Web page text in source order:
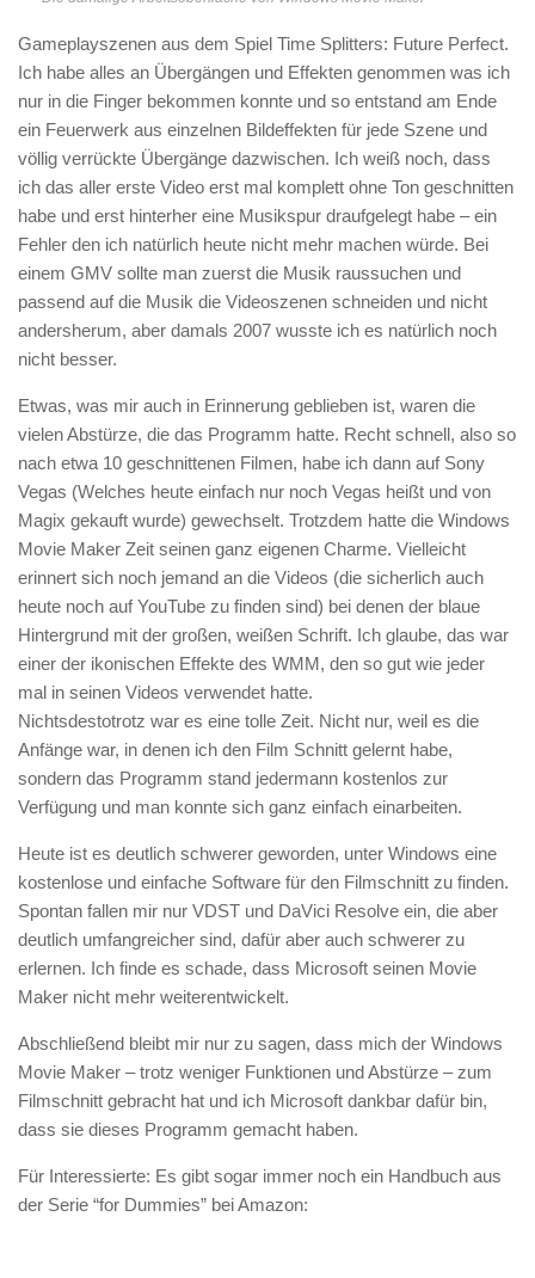
Gameplayszenen aus dem Spiel Time Splitters: Future Perfect.
Ich habe alles an Übergängen und Effekten genommen was ich
nur in die Finger bekommen konnte und so entstand am Ende
ein Feuerwerk aus einzelnen Bildeffekten für jede Szene und
völlig verrückte Übergänge dazwischen. Ich weiß noch, dass
ich das aller erste Video erst mal komplett ohne Ton geschnitten
habe und erst hinterher eine Musikspur draufgelegt habe – ein
Fehler den ich natürlich heute nicht mehr machen würde. Bei
einem GMV sollte man zuerst die Musik raussuchen und
passend auf die Musik die Videoszenen schneiden und nicht
andersherum, aber damals 2007 wusste ich es natürlich noch
nicht besser.
Etwas, was mir auch in Erinnerung geblieben ist, waren die
vielen Abstürze, die das Programm hatte. Recht schnell, also so
nach etwa 10 geschnittenen Filmen, habe ich dann auf Sony
Vegas (Welches heute einfach nur noch Vegas heißt und von
Magix gekauft wurde) gewechselt. Trotzdem hatte die Windows
Movie Maker Zeit seinen ganz eigenen Charme. Vielleicht
erinnert sich noch jemand an die Videos (die sicherlich auch
heute noch auf YouTube zu finden sind) bei denen der blaue
Hintergrund mit der großen, weißen Schrift. Ich glaube, das war
einer der ikonischen Effekte des WMM, den so gut wie jeder
mal in seinen Videos verwendet hatte.
Nichtsdestotrotz war es eine tolle Zeit. Nicht nur, weil es die
Anfänge war, in denen ich den Film Schnitt gelernt habe,
sondern das Programm stand jedermann kostenlos zur
Verfügung und man konnte sich ganz einfach einarbeiten.
Heute ist es deutlich schwerer geworden, unter Windows eine
kostenlose und einfache Software für den Filmschnitt zu finden.
Spontan fallen mir nur VDST und DaVici Resolve ein, die aber
deutlich umfangreicher sind, dafür aber auch schwerer zu
erlernen. Ich finde es schade, dass Microsoft seinen Movie
Maker nicht mehr weiterentwickelt.
Abschließend bleibt mir nur zu sagen, dass mich der Windows
Movie Maker – trotz weniger Funktionen und Abstürze – zum
Filmschnitt gebracht hat und ich Microsoft dankbar dafür bin,
dass sie dieses Programm gemacht haben.
Für Interessierte: Es gibt sogar immer noch ein Handbuch aus
der Serie “for Dummies” bei Amazon: